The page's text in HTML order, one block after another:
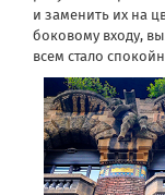
и заменить их на
боковому входу,
всем стало